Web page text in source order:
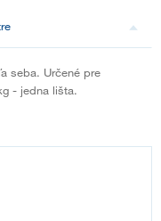
seba. Určené pre
- jedna lišta.